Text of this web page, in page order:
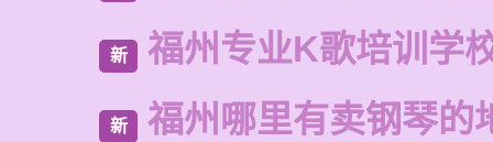
新 福州专业K歌培训学
新 福州哪里有卖钢琴的